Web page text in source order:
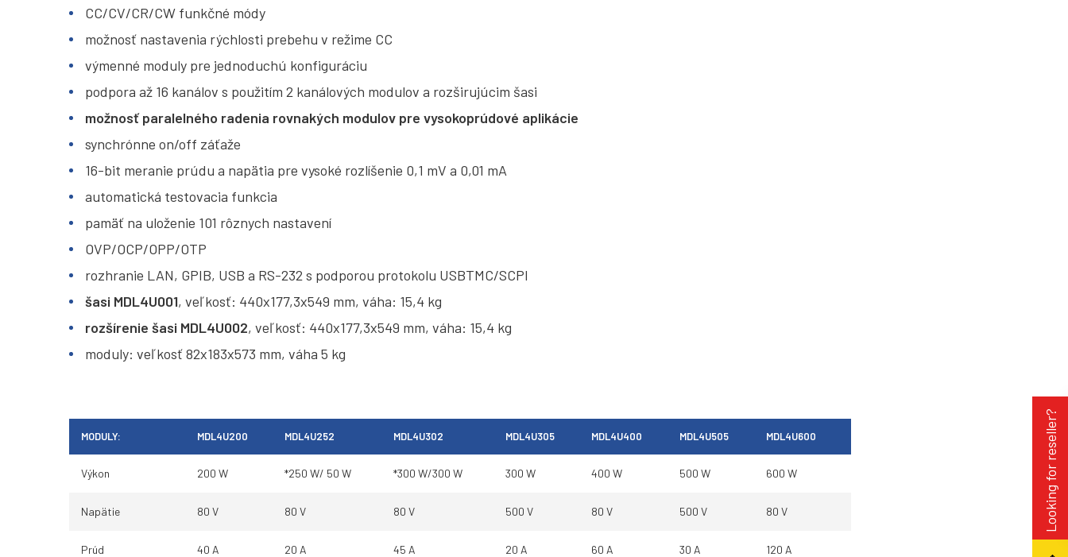
CC/CV/CR/CW funkčné módy
možnosť nastavenia rýchlosti prebehu v režime CC
výmenné moduly pre jednoduchú konfiguráciu
podpora až 16 kanálov s použitím 2 kanálových modulov a rozširujúcim šasi
možnosť paralelného radenia rovnakých modulov pre vysokoprúdové aplikácie
synchrónne on/off záťaže
16-bit meranie prúdu a napätia pre vysoké rozlíšenie 0,1 mV a 0,01 mA
automatická testovacia funkcia
pamäť na uloženie 101 rôznych nastavení
OVP/OCP/OPP/OTP
rozhranie LAN, GPIB, USB a RS-232 s podporou protokolu USBTMC/SCPI
šasi MDL4U001, veľkosť: 440x177,3x549 mm, váha: 15,4 kg
rozšírenie šasi MDL4U002, veľkosť: 440x177,3x549 mm, váha: 15,4 kg
moduly: veľkosť 82x183x573 mm, váha 5 kg
MODULY: MDL4U200 MDL4U252 MDL4U302 MDL4U305 MDL4U400 MDL4U505 MDL4U600
Výkon 200 W *250 W/ 50 W *300 W/300 W 300 W 400 W 500 W 600 W
Napätie 80 V 80 V 80 V 500 V 80 V 500 V 80 V
Prúd 40 A 20 A 45 A 20 A 60 A 30 A 120 A
Looking for reseller?